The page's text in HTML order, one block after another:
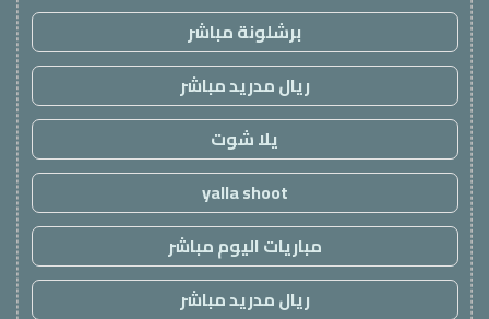
برشلونة مباشر
ريال مدريد مباشر
يلا شوت
yalla shoot
مباريات اليوم مباشر
ريال مدريد مباشر